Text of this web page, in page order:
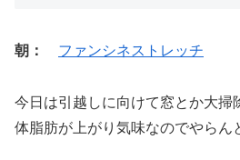
朝： ファンシネストレッチ
今日は引越しに向けて窓とか大掃
体脂肪が上がり気味なのでやらん